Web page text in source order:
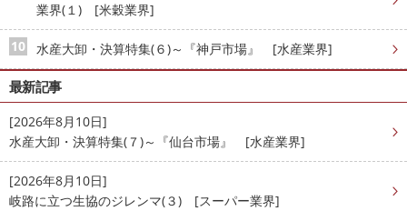
業界(１) [米穀業界]
水産大卸・決算特集(６)～『神戸市場』 [水産業界]
最新記事
[2026年8月10日]
水産大卸・決算特集(７)～『仙台市場』 [水産業界]
[2026年8月10日]
岐路に立つ生協のジレンマ(３) [スーパー業界]